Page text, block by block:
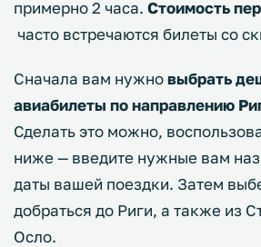
примерно 2 часа. Стоимость
часто встречаются билеты со
Сначала вам нужновыбрать
авиабилеты по направлению
Сделать это можно,
ниже — введите нужные вам
даты вашей поездки. Затем
добраться до Риги, а также из
Осло.